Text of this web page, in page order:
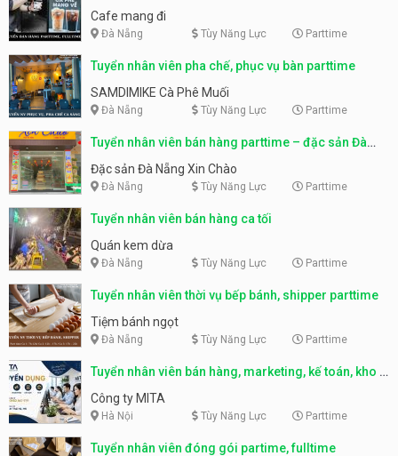
Cafe mang đi
Đà Nẵng Tùy Năng Lực Parttime
Tuyển nhân viên pha chế, phục vụ bàn parttime
SAMDIMIKE Cà Phê Muối
Đà Nẵng Tùy Năng Lực Parttime
Tuyển nhân viên bán hàng parttime – đặc sản Đà
Nẵng
Đặc sản Đà Nẵng Xin Chào
Đà Nẵng Tùy Năng Lực Parttime
Tuyển nhân viên bán hàng ca tối
Quán kem dừa
Đà Nẵng Tùy Năng Lực Parttime
Tuyển nhân viên thời vụ bếp bánh, shipper parttime
Tiệm bánh ngọt
Đà Nẵng Tùy Năng Lực Parttime
Tuyển nhân viên bán hàng, marketing, kế toán, kho –
parttime, fulltime
Công ty MITA
Hà Nội Tùy Năng Lực Parttime
Tuyển nhân viên đóng gói partime, fulltime